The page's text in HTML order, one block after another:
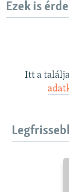
Ezek is
Itt a